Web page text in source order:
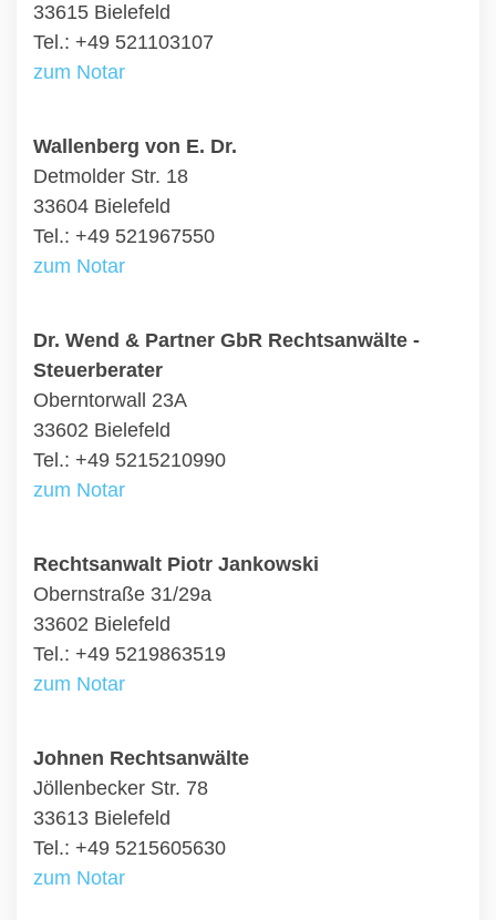
33615 Bielefeld
Tel.: +49 521103107
zum Notar
Wallenberg von E. Dr.
Detmolder Str. 18
33604 Bielefeld
Tel.: +49 521967550
zum Notar
Dr. Wend & Partner GbR Rechtsanwälte -
Steuerberater
Oberntorwall 23A
33602 Bielefeld
Tel.: +49 5215210990
zum Notar
Rechtsanwalt Piotr Jankowski
Obernstraße 31/29a
33602 Bielefeld
Tel.: +49 5219863519
zum Notar
Johnen Rechtsanwälte
Jöllenbecker Str. 78
33613 Bielefeld
Tel.: +49 5215605630
zum Notar